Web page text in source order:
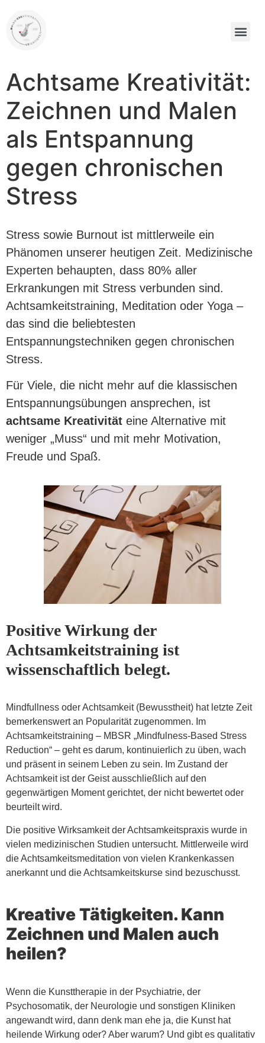
Achtsame Kreativität:
Zeichnen und Malen
als Entspannung
gegen chronischen
Stress
Stress sowie Burnout ist mittlerweile ein
Phänomen unserer heutigen Zeit. Medizinische
Experten behaupten, dass 80% aller
Erkrankungen mit Stress verbunden sind.
Achtsamkeitstraining, Meditation oder Yoga –
das sind die beliebtesten
Entspannungstechniken gegen chronischen
Stress.
Für Viele, die nicht mehr auf die klassischen
Entspannungsübungen ansprechen, ist
achtsame Kreativität eine Alternative mit
weniger „Muss“ und mit mehr Motivation,
Freude und Spaß.
PositiveWirkung der
Achtsamkeitstraining ist
wissenschaftlich belegt.
Mindfullness oder Achtsamkeit (Bewusstheit) hat letzte Zeit
bemerkenswert an Popularität zugenommen. Im
Achtsamkeitstraining – MBSR „Mindfulness-Based Stress
Reduction“ – geht es darum, kontinuierlich zu üben, wach
und präsent in seinem Leben zu sein. Im Zustand der
Achtsamkeit ist der Geist ausschließlich auf den
gegenwärtigen Moment gerichtet, der nicht bewertet oder
beurteilt wird.
Die positive Wirksamkeit der Achtsamkeitspraxis wurde in
vielen medizinischen Studien untersucht. Mittlerweile wird
die Achtsamkeitsmeditation von vielen Krankenkassen
anerkannt und die Achtsamkeitskurse sind bezuschusst.
Kreative Tätigkeiten. Kann
Zeichnen und Malen auch
heilen?
Wenn die Kunsttherapie in der Psychiatrie, der
Psychosomatik, der Neurologie und sonstigen Kliniken
angewandt wird, dann denk man ehe ja, die Kunst hat
heilende Wirkung oder? Aber warum? Und gibt es qualitativ